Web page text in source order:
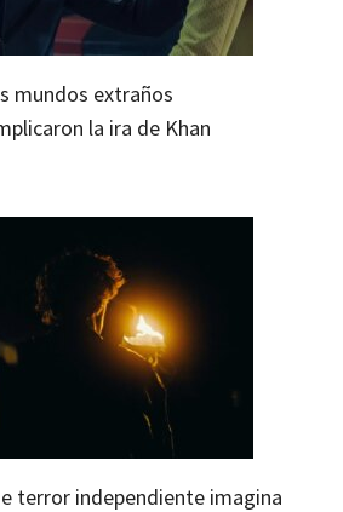
mundos extraños
la ira de Khan
terror independiente imagina